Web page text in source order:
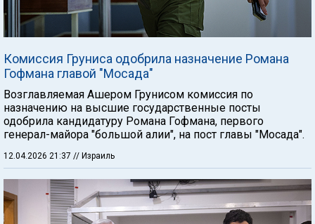
Комиссия Груниса одобрила назначение Романа
Гофмана главой "Мосада"
Возглавляемая Ашером Грунисом комиссия по
назначению на высшие государственные посты
одобрила кандидатуру Романа Гофмана, первого
генерал-майора "большой алии", на пост главы "Мосада".
12.04.2026 21:37 // Израиль